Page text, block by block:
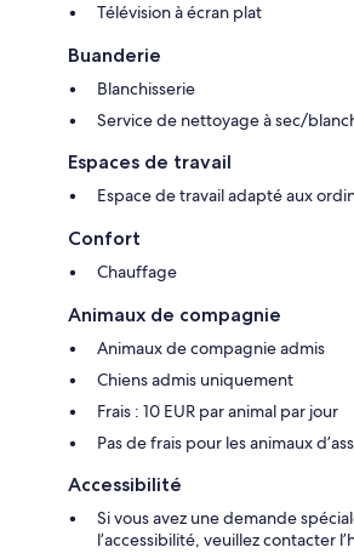
Télévision à écran plat
Buanderie
Blanchisserie
Service de nettoyage à sec/
Espaces de travail
Espace de travail adapté aux
Confort
Chauffage
Animaux de compagnie
Animaux de compagnie admis
Chiens admis uniquement
Frais : 10 EUR par animal par jour
Pas de frais pour les animaux
Accessibilité
Si vous avez une demande
l’accessibilité, veuillez contacter